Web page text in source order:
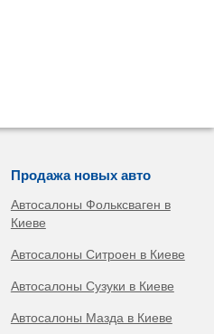
Продажа новых авто
Автосалоны Фольксваген в
Киеве
Автосалоны Ситроен в Киеве
Автосалоны Сузуки в Киеве
Автосалоны Мазда в Киеве